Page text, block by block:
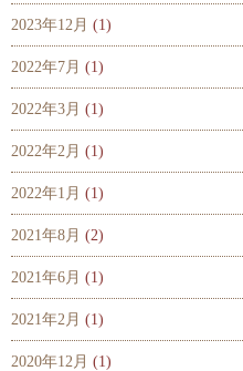
2023年12月 (1)
2022年7月 (1)
2022年3月 (1)
2022年2月 (1)
2022年1月 (1)
2021年8月 (2)
2021年6月 (1)
2021年2月 (1)
2020年12月 (1)